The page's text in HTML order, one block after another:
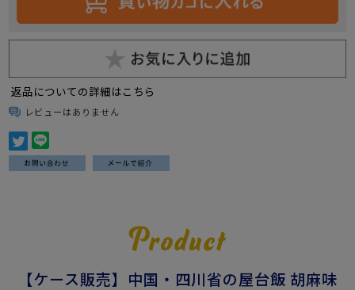
返品についての詳細はこちら
レビューはありません
【ケース販売】中国・四川省の屋台飯 胡麻味